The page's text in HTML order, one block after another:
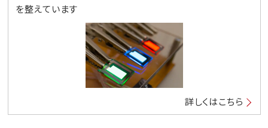
を整えています
詳しくはこちら